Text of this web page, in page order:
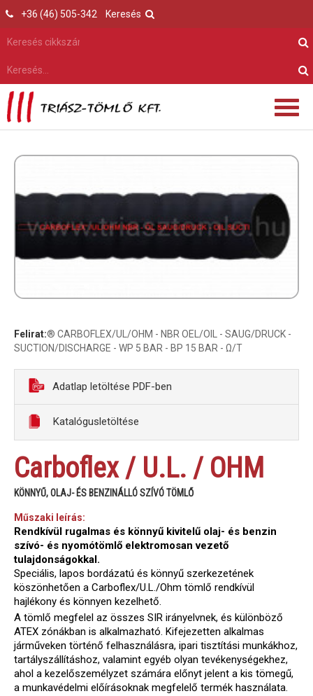
Keresés
+36 (46) 505-342
Felirat:® CARBOFLEX/UL/OHM - NBR OEL/OIL - SAUG/DRUCK -
SUCTION/DISCHARGE - WP 5 BAR - BP 15 BAR - Ω/T
Adatlap letöltése PDF-ben
Katalógusletöltése
Carboflex / U.L. / OHM
KÖNNYŰ, OLAJ- ÉS BENZINÁLLÓ SZÍVÓ TÖMLŐ
Műszaki leírás:
Rendkívül rugalmas és könnyű kivitelű olaj- és benzin
szívó- és nyomótömlő elektromosan vezető
tulajdonságokkal.
Speciális, lapos bordázatú és könnyű szerkezetének
köszönhetően a Carboflex/U.L./Ohm tömlő rendkívül
hajlékony és könnyen kezelhető.
A tömlő megfelel az összes SIR irányelvnek, és különböző
ATEX zónákban is alkalmazható. Kifejezetten alkalmas
járműveken történő felhasználásra, ipari tisztítási munkákhoz,
tartályszállításhoz, valamint egyéb olyan tevékenységekhez,
ahol a kezelőszemélyzet számára előnyt jelent a kis tömegű,
a munkavédelmi előírásoknak megfelelő termék használata.